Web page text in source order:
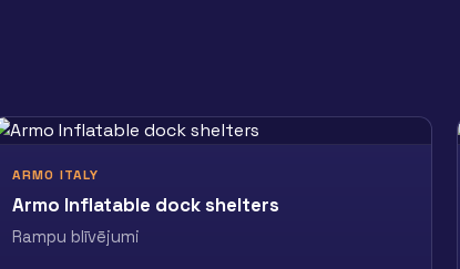
ARMO ITALY
Armo Inflatable dock shelters
Rampu blīvējumi